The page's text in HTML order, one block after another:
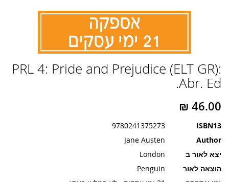
PRL 4: Pride and Prejudice (ELT GR):
Abr. Ed.
ISBN13
9780241375273
Author
Jane Austen
יצא לאור ב
London
הוצאה לאור
Penguin
להתחלה
של
גלריית